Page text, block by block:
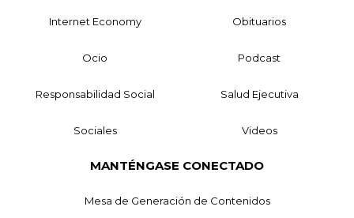
Internet Economy Obituarios
Ocio Podcast
Responsabilidad Social Salud Ejecutiva
Sociales Videos
MANTÉNGASE CONECTADO
Mesa de Generación de Contenidos